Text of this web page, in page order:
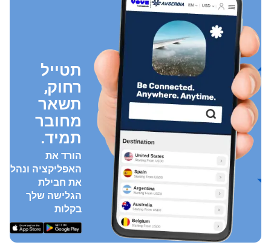
תטייל
רחוק,
תשאר
מחובר
תמיד.
הורד את
האפליקציה ונהל
את חבילת
הגלישה שלך
בקלות